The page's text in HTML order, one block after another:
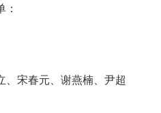
、宋春元、谢燕楠、尹超